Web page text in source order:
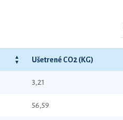
Ušetrené CO2 (KG)
3,21
56,59